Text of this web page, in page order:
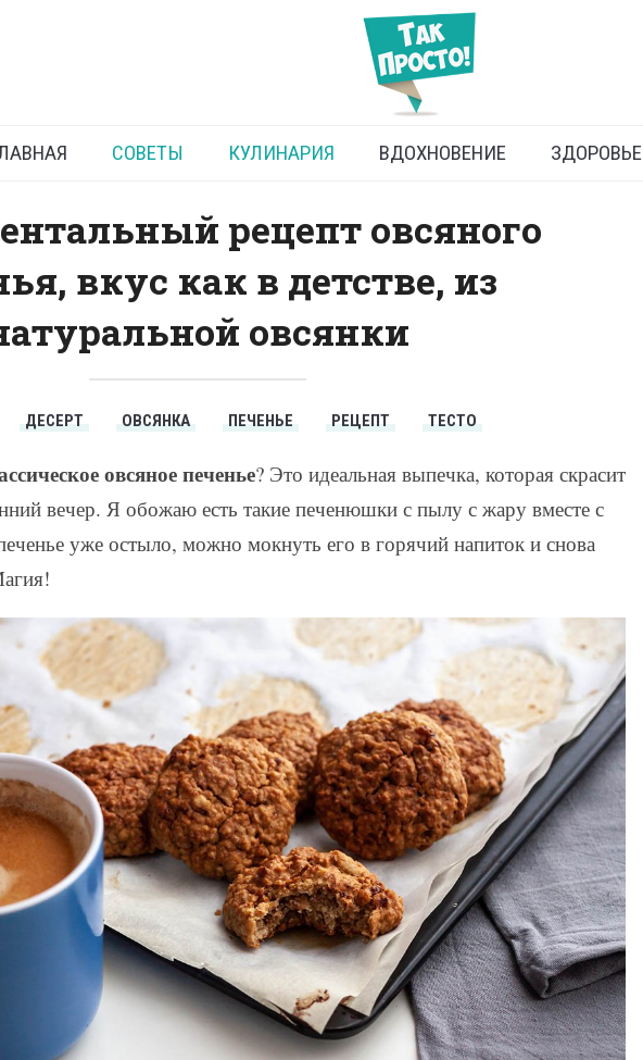
Классическое овсяное печенье:
простой рецепт
СОВЕТЫ КУЛИНАРИЯ ВДОХНОВЕНИЕ ЗДОРОВЬЕ
рецепт овсяного
вкус как в детстве, из
овсянки
ДЕСЕРТ ОВСЯНКА ПЕЧЕНЬЕ РЕЦЕПТ ТЕСТО
овсяное печенье? Это идеальная выпечка, которая скрасит
вечер. Я обожаю есть такие печенюшки с пылу с жару вместе с
уже остыло, можно мокнуть его в горячий напиток и снова